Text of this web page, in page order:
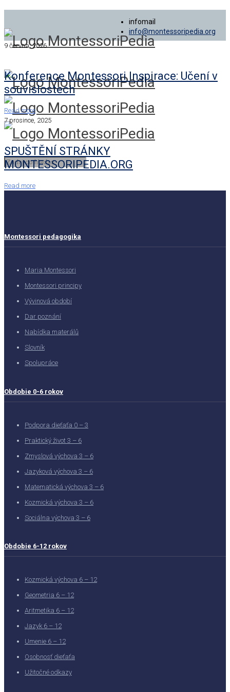
infomail
info@montessoripedia.org
9 června, 2026
Konference Montessori Inspirace: Učení v
souvislostech
Read more
7 prosince, 2025
SPUŠTĚNÍ STRÁNKY
MONTESSORIPEDIA.ORG
Read more
Montessori pedagogika
Maria Montessori
Montessori principy
Vývinová období
Dar poznání
Nabídka materálů
Slovník
Spolupráce
Obdobie 0-6 rokov
Podpora dieťaťa 0 – 3
Praktický život 3 – 6
Zmyslová výchova 3 – 6
Jazyková výchova 3 – 6
Matematická výchova 3 – 6
Kozmická výchova 3 – 6
Sociálna výchova 3 – 6
Obdobie 6-12 rokov
Kozmická výchova 6 – 12
Geometria 6 – 12
Aritmetika 6 – 12
Jazyk 6 – 12
Umenie 6 – 12
Osobnosť dieťaťa
Užitočné odkazy